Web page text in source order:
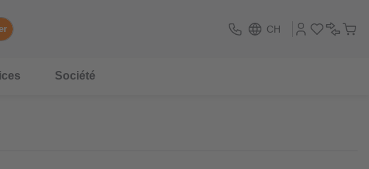
CH
Société